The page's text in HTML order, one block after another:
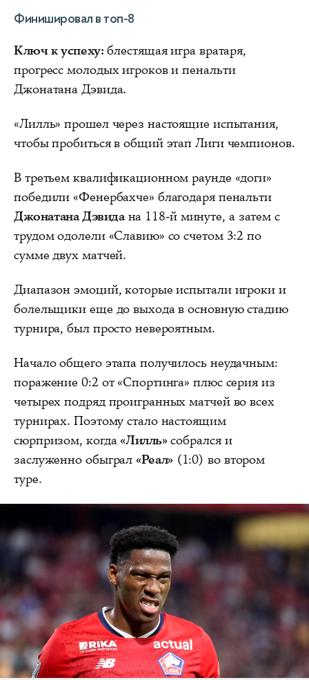
Финишировал в топ-8
Ключ к успеху: блестящая игра вратаря,
прогресс молодых игроков и пенальти
Джонатана Дэвида.
«Лилль» прошел через настоящие испытания,
чтобы пробиться в общий этап Лиги чемпионов.
В третьем квалификационном раунде «доги»
победили «Фенербахче» благодаря пенальти
Джонатана Дэвидана 118-й минуте, а затем с
трудом одолели «Славию» со счетом 3:2 по
сумме двух матчей.
Диапазон эмоций, которые испытали игроки и
болельщики еще до выхода в основную стадию
турнира, был просто невероятным.
Начало общего этапа получилось неудачным:
поражение 0:2 от «Спортинга» плюс серия из
четырех подряд проигранных матчей во всех
турнирах. Поэтому стало настоящим
сюрпризом, когда«Лилль»собрался и
заслуженно обыграл«Реал»(1:0) во втором
туре.